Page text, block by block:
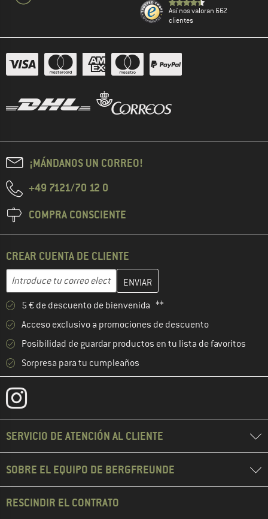
Así nos valoran 662
clientes
¡MÁNDANOS UN CORREO!
+49 7121/70 12 0
COMPRA CONSCIENTE
CREAR CUENTA DE CLIENTE
Dirección de correo electrónico
Introduce aquí tu dirección de correo electrónico y crea tu
5 € de descuento de bienvenida **
Acceso exclusivo a promociones de descuento
Posibilidad de guardar productos en tu lista de favoritos
Sorpresa para tu cumpleaños
SERVICIO DE ATENCIÓN AL CLIENTE
SOBRE EL EQUIPO DE BERGFREUNDE
RESCINDIR EL CONTRATO